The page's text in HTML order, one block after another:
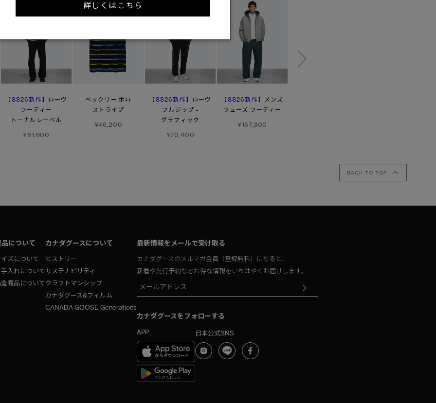
【SS26新作】
ローヴ
フーディー
トーナルレーベル
¥61,600
ベックリー ポロ
ストライプ
¥46,200
【SS26新作】
ローヴ
フルジップ -
グラフィック
¥70,400
【SS26新作】
メンズ
フューズ フーディー
¥157,300
BACK TO TOP
品について
イズについて
手入れについて
商品について
カナダグースについて
ヒストリー
サステナビリティ
クラフトマンシップ
カナダグース&フィルム
CANADA GOOSE Generations
最新情報をメールで受け取る
カナダグースのメルマガ会員（登録無料）になると、
新着や先行予約などお得な情報をいちはやくお届けします。
カナダグースをフォローする
APP 日本公式SNS
詳しくはこちら